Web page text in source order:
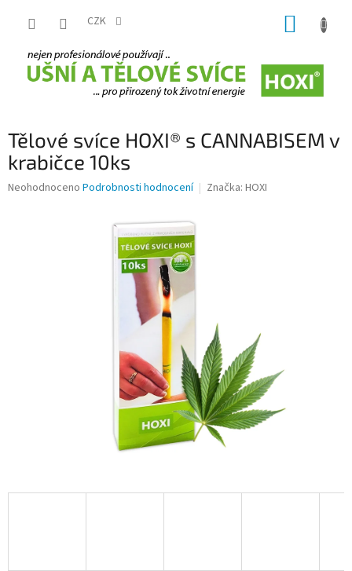
CZK
Tělové svíce HOXI® s CANNABISEM v
krabičce 10ks
Průměrné
Neohodnoceno Podrobnosti hodnocení Značka: HOXI